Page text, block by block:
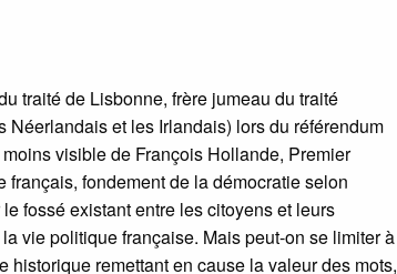
traité de Lisbonne, frère jumeau du traité
et les Irlandais) lors du référendum
visible de François Hollande, Premier
fondement de la démocratie selon
fossé existant entre les citoyens et leurs
vie politique française. Mais peut-on se limiter à
remettant en cause la valeur des mots,